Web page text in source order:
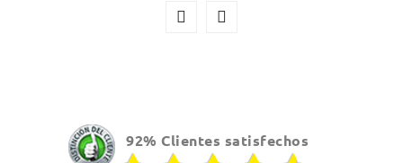
92% Clientes satisfechos